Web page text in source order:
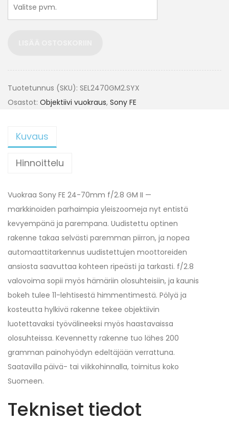
Tuotetunnus (SKU): SEL2470GM2.SYX
Osastot: Objektiivi vuokraus, Sony FE
Kuvaus
Hinnoittelu
Vuokraa Sony FE 24-70mm f/2.8 GM II —
markkinoiden parhaimpia yleiszoomeja nyt entistä
kevyempänä ja parempana. Uudistettu optinen
rakenne takaa selvästi paremman piirron, ja nopea
automaattitarkennus uudistettujen moottoreiden
ansiosta saavuttaa kohteen ripeästi ja tarkasti. f/2.8
valovoima sopii myös hämäriin olosuhteisiin, ja kaunis
bokeh tulee 11-lehtisestä himmentimestä. Pölyä ja
kosteutta hylkivä rakenne tekee objektiivin
luotettavaksi työvälineeksi myös haastavaissa
olosuhteissa. Kevennetty rakenne tuo lähes 200
gramman painohyödyn edeltäjään verrattuna.
Saatavilla päivä- tai viikkohinnalla, toimitus koko
Suomeen.
Tekniset tiedot